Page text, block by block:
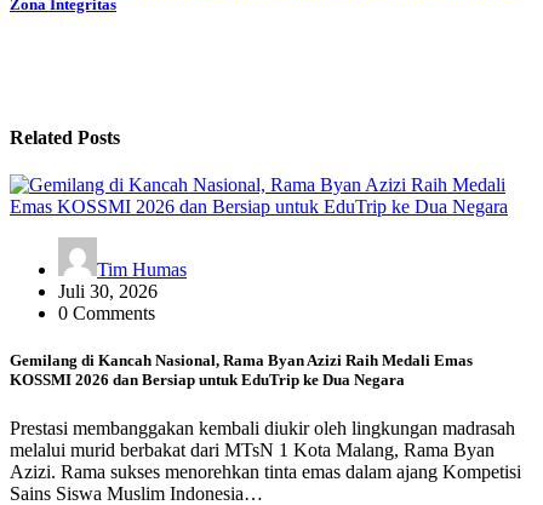
Zona Integritas
Related Posts
Tim Humas
Juli 30, 2026
0 Comments
Gemilang di Kancah Nasional, Rama Byan Azizi Raih Medali Emas
KOSSMI 2026 dan Bersiap untuk EduTrip ke Dua Negara
Prestasi membanggakan kembali diukir oleh lingkungan madrasah
melalui murid berbakat dari MTsN 1 Kota Malang, Rama Byan
Azizi. Rama sukses menorehkan tinta emas dalam ajang Kompetisi
Sains Siswa Muslim Indonesia…